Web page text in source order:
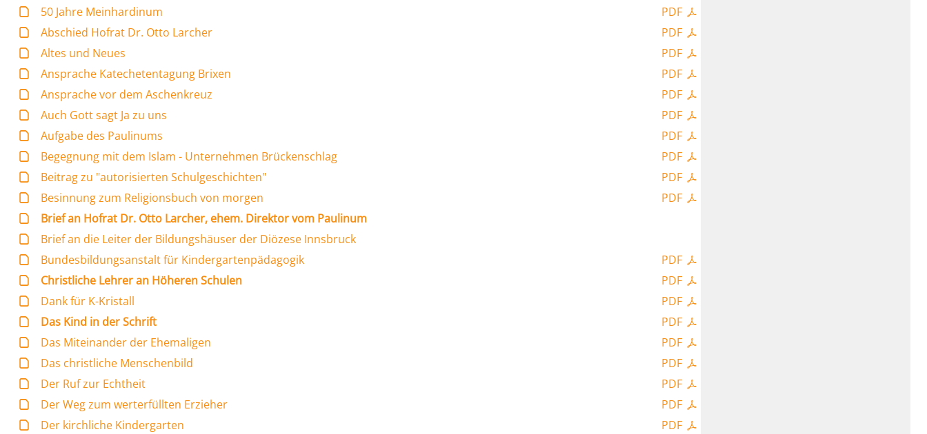
PDF
50 Jahre Meinhardinum
PDF
Abschied Hofrat Dr. Otto Larcher
PDF
Altes und Neues
PDF
Ansprache Katechetentagung Brixen
PDF
Ansprache vor dem Aschenkreuz
PDF
Auch Gott sagt Ja zu uns
PDF
Aufgabe des Paulinums
PDF
Begegnung mit dem Islam - Unternehmen Brückenschlag
PDF
Beitrag zu "autorisierten Schulgeschichten"
PDF
Besinnung zum Religionsbuch von morgen
Brief an Hofrat Dr. Otto Larcher, ehem. Direktor vom Paulinum
Brief an die Leiter der Bildungshäuser der Diözese Innsbruck
PDF
Bundesbildungsanstalt für Kindergartenpädagogik
PDF
Christliche Lehrer an Höheren Schulen
PDF
Dank für K-Kristall
PDF
Das Kind in der Schrift
PDF
Das Miteinander der Ehemaligen
PDF
Das christliche Menschenbild
PDF
Der Ruf zur Echtheit
PDF
Der Weg zum werterfüllten Erzieher
PDF
Der kirchliche Kindergarten